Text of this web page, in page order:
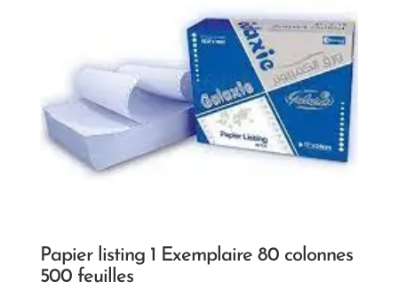
Papier listing 1 Exemplaire 80 colonnes
500 feuilles